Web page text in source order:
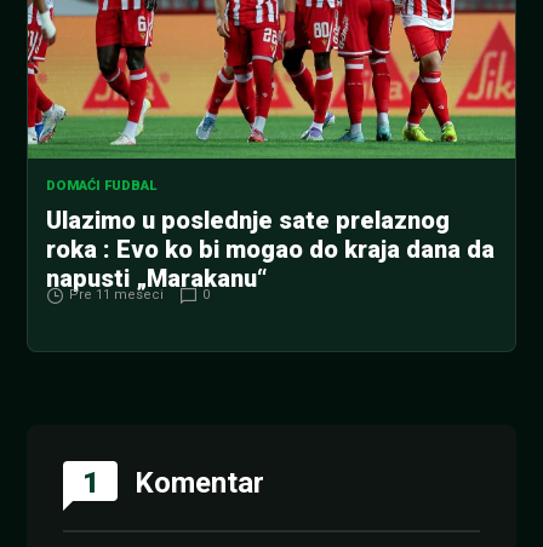
DOMAĆI FUDBAL
Ulazimo u poslednje sate prelaznog
roka : Evo ko bi mogao do kraja dana da
napusti „Marakanu“
Pre 11 meseci 0
1 Komentar